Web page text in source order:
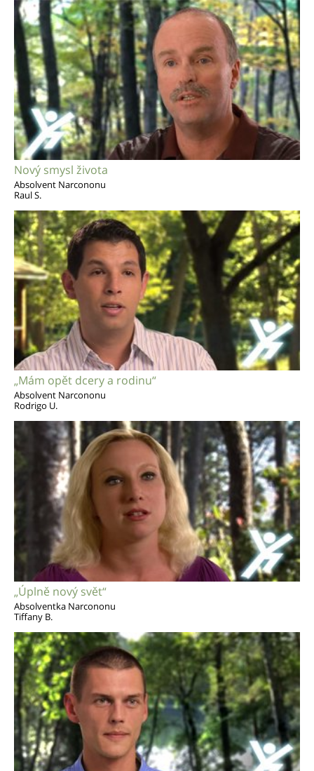
Nový smysl života
Absolvent Narcononu
Raul S.
„Mám opět dcery a rodinu“
Absolvent Narcononu
Rodrigo U.
„Úplně nový svět“
Absolventka Narcononu
Tiffany B.